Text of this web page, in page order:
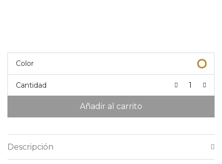
Color
Cantidad
Añadir al carrito
Descripción